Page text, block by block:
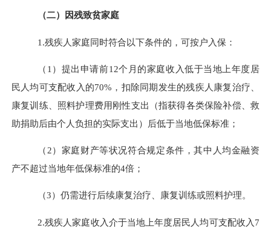
（二）因残致贫家庭
1.残疾人家庭同时符合以下条件的，可按户入保：
（ 1 ）提出申请前12个月的家庭收入低于当地上年度居
民人均可支配收入的70% ，扣除同期发生的残疾人康复治疗、
康复训练、照料护理费用刚性支出（指获得各类保险补偿、救
助捐助后由个人负担的实际支出）后低于当地低保标准；
（ 2）家庭财产等状况符合规定条件，其中人均金融资
产不超过当地年低保标准的4倍；
（3）仍需进行后续康复治疗、康复训练或照料护理。
2.残疾人家庭收入介于当地上年度居民人均可支配收入 7